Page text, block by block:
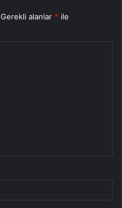
Gerekli alanlar * ile